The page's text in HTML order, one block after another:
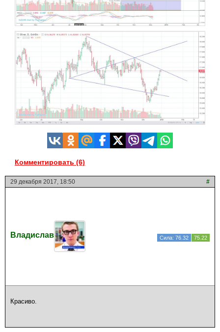
Комментировать (6)
29 декабря 2017, 18:50 #
Владислав Сила: 76.32 75.22
Красиво.